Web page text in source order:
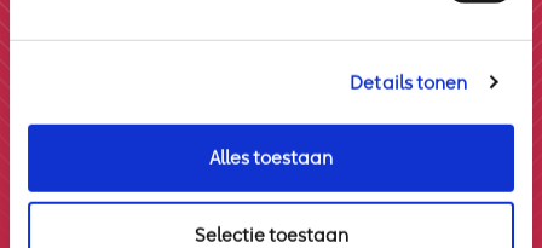
Details tonen
Alles toestaan
Selectie toestaan
Axoft IT & Telecom
Admiraliteitskade 62